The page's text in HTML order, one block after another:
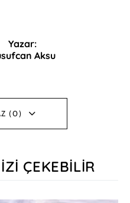
Yazar:
Aksu
(0)
ÇEKEBILIR